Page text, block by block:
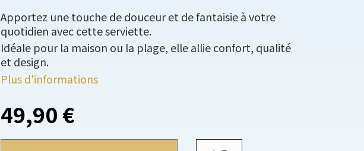
Apportez une touche de douceur et de fantaisie à votre
quotidien avec cette serviette.
Idéale pour la maison ou la plage, elle allie confort, qualité
et design.
Plus d'informations
49,90 €